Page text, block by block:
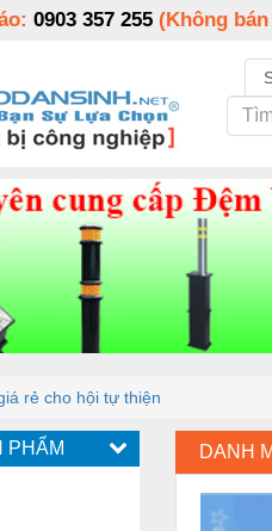
0903 357 255 (Không
rẻ cho hội tự thiện
PHẨM DANH